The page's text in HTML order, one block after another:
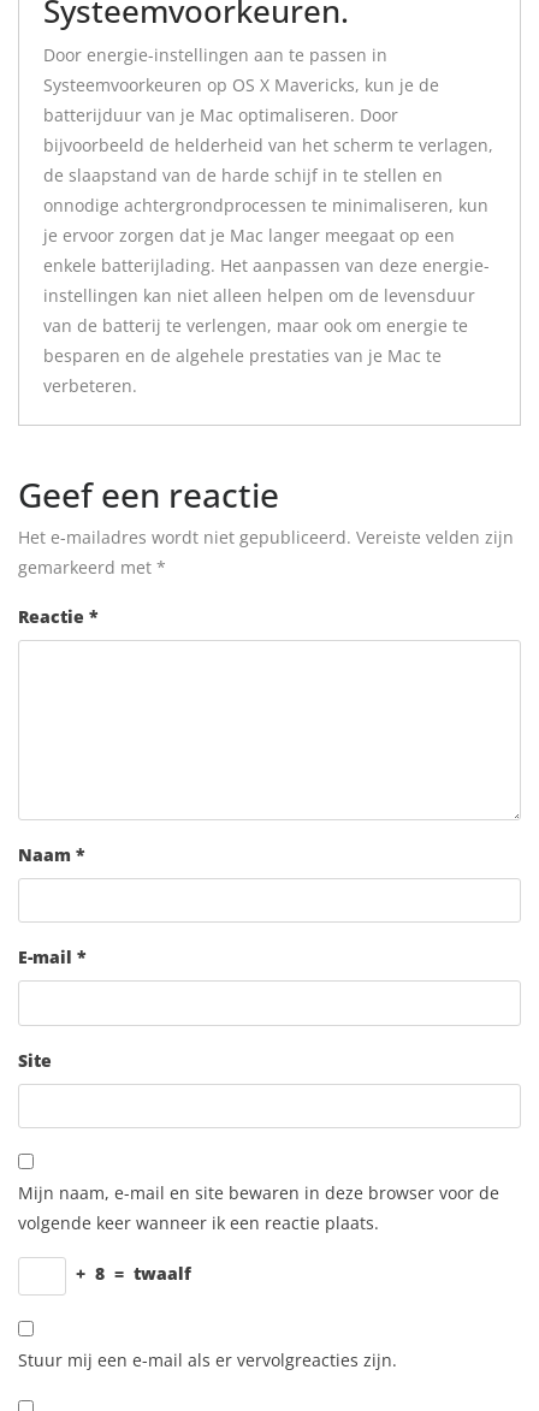
Systeemvoorkeuren.
Door energie-instellingen aan te passen in
Systeemvoorkeuren op OS X Mavericks, kun je de
batterijduur van je Mac optimaliseren. Door
bijvoorbeeld de helderheid van het scherm te verlagen,
de slaapstand van de harde schijf in te stellen en
onnodige achtergrondprocessen te minimaliseren, kun
je ervoor zorgen dat je Mac langer meegaat op een
enkele batterijlading. Het aanpassen van deze energie-
instellingen kan niet alleen helpen om de levensduur
van de batterij te verlengen, maar ook om energie te
besparen en de algehele prestaties van je Mac te
verbeteren.
Geef een reactie
Het e-mailadres wordt niet gepubliceerd. Vereiste velden zijn
gemarkeerd met *
Reactie *
Naam *
E-mail *
Site
Mijn naam, e-mail en site bewaren in deze browser voor de
volgende keer wanneer ik een reactie plaats.
+ 8 = twaalf
Stuur mij een e-mail als er vervolgreacties zijn.